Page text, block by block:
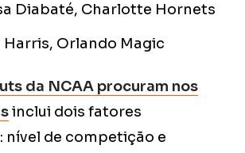
Diabaté, Charlotte Hornets
Harris, Orlando Magic
da NCAA procuram nos
inclui dois fatores
nível de competição e